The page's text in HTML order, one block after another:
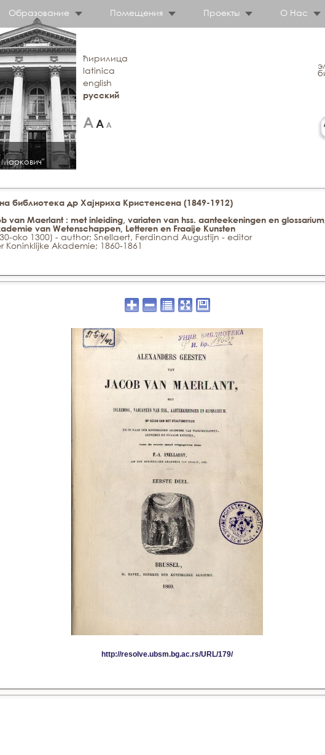
Образование Помещения Проекты О Нас
Маркович"
ћирилица
latinica
english
русский
библиотека др Хајнриха Кристенсена (1849-1912)
van Maerlant : met inleiding, variaten van hss. aanteekeningen en
van Wetenschappen, Letteren en Fraaije Kunsten
oko 1300) - author; Snellaert, Ferdinand Augustijn - editor
Koninklijke Akademie; 1860-1861